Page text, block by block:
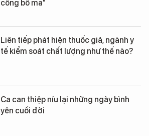
công bố ma"
Liên tiếp phát hiện thuốc giả, ngành y
tế kiểm soát chất lượng như thế nào?
Ca can thiệp níu lại những ngày bình
yên cuối đời